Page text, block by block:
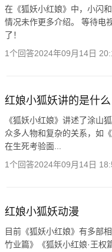
在《狐妖小红娘》中，小闪
情况未作更多介绍。 等待电
了！
1个回答2024年09月14日
红娘小狐妖讲的是什么
《狐妖小红娘》讲述了涂山
众多人物和复杂的关系，如
在生死考验面...
1个回答2024年09月14日
红娘小狐妖动漫
目前《狐妖小红娘》有多部
竹业篇》《狐妖小红娘·王权